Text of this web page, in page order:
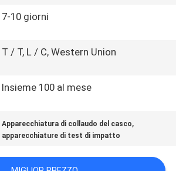
7-10 giorni
T / T, L / C, Western Union
Insieme 100 al mese
Apparecchiatura di collaudo del casco,
apparecchiature di test di impatto